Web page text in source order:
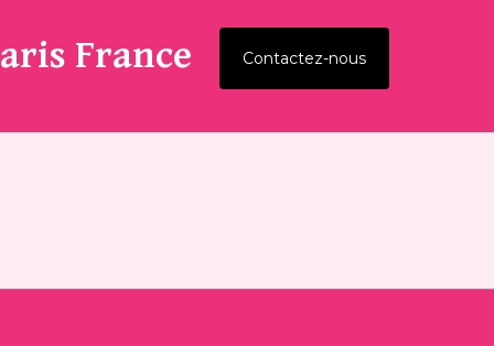
France Contactez-nous